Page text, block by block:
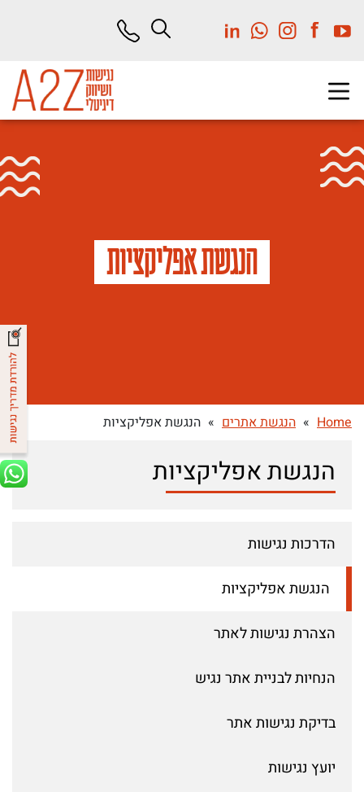
הנגשת אפליקציות
Home
» הנגשת אתרים » הנגשת אפליקציות
הנגשת אפליקציות
הדרכות נגישות
הנגשת אפליקציות
הצהרת נגישות לאתר
הנחיות לבניית אתר נגיש
בדיקת נגישות אתר
יועץ נגישות